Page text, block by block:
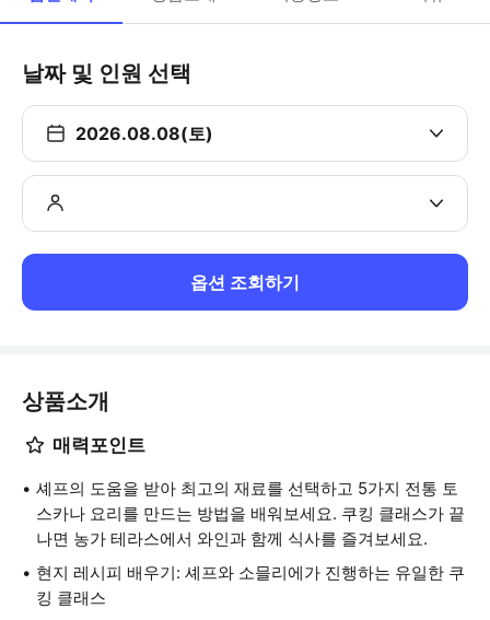
날짜 및 인원 선택
2026.08.08(토)
옵션 조회하기
상품소개
매력포인트
셰프의 도움을 받아 최고의 재료를 선택하고 5가지 전통 토
스카나 요리를 만드는 방법을 배워보세요. 쿠킹 클래스가 끝
나면 농가 테라스에서 와인과 함께 식사를 즐겨보세요.
현지 레시피 배우기: 셰프와 소믈리에가 진행하는 유일한 쿠
킹 클래스